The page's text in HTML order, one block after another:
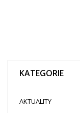
KATEGORIE
AKTUALITY